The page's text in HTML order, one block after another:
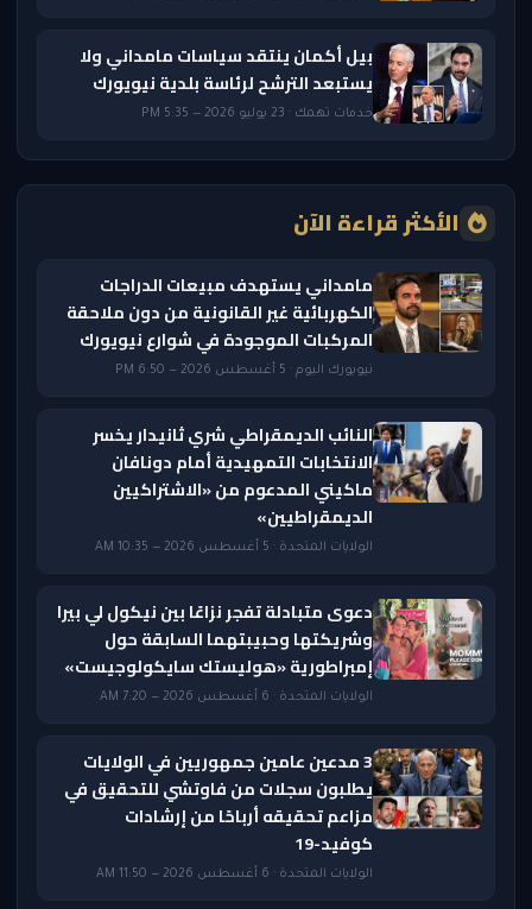
بيل أكمان ينتقد سياسات مامداني ولا
يستبعد الترشح لرئاسة بلدية نيويورك
خدمات تهمك · 23 يوليو 2026 — 5:35 PM
الأكثر قراءة الآن
مامداني يستهدف مبيعات الدراجات
الكهربائية غير القانونية من دون ملاحقة
المركبات الموجودة في شوارع نيويورك
نيويورك اليوم · 5 أغسطس 2026 — 6:50 PM
النائب الديمقراطي شري ثانيدار يخسر
الانتخابات التمهيدية أمام دونافان
ماكيني المدعوم من «الاشتراكيين
الديمقراطيين»
الولايات المتحدة · 5 أغسطس 2026 — 10:35 AM
دعوى متبادلة تفجر نزاعًا بين نيكول لي بيرا
وشريكتها وحبيبتهما السابقة حول
إمبراطورية «هوليستك سايكولوجيست»
الولايات المتحدة · 6 أغسطس 2026 — 7:20 AM
3 مدعين عامين جمهوريين في الولايات
يطلبون سجلات من فاوتشي للتحقيق في
مزاعم تحقيقه أرباحًا من إرشادات
كوفيد-19
الولايات المتحدة · 6 أغسطس 2026 — 11:50 AM